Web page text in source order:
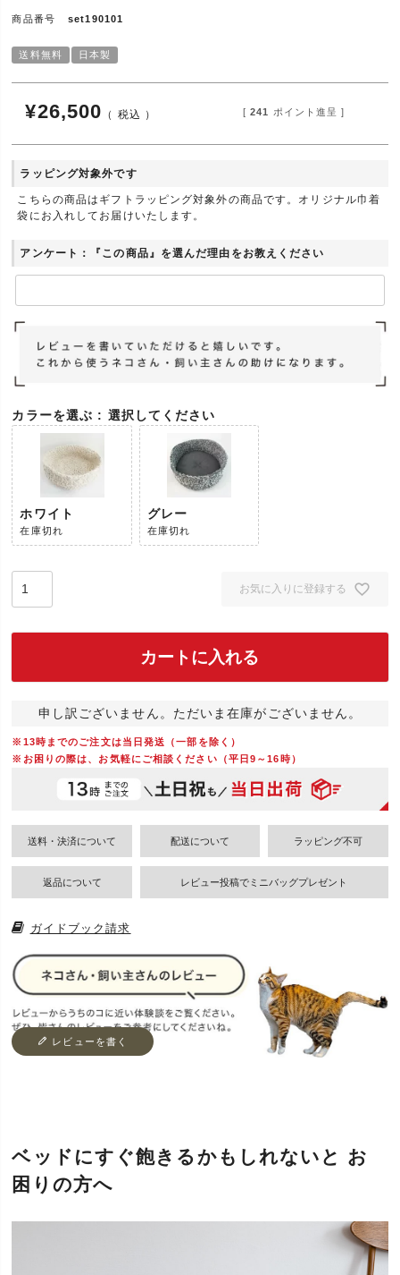
商品番号 set190101
送料無料 日本製
¥26,500 税込 [ 241 ポイント進呈 ]
ラッピング対象外です
こちらの商品はギフトラッピング対象外の商品です。オリジナル巾着
袋にお入れしてお届けいたします。
アンケート：『この商品』を選んだ理由をお教えください
カラーを選ぶ 選択してください
ホワイト
在庫切れ
グレー
在庫切れ
お気に入りに登録する
カートに入れる
申し訳ございません。ただいま在庫がございません。
※13時までのご注文は当日発送（一部を除く）
※お困りの際は、お気軽にご相談ください（平日9～16時）
送料・決済について 配送について
返品について レビュー投稿でミニバッグプレゼント
ガイドブック請求
レビューを書く
ベッドにすぐ飽きるかもしれないと お
困りの方へ